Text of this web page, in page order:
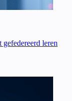
gefedereerd leren